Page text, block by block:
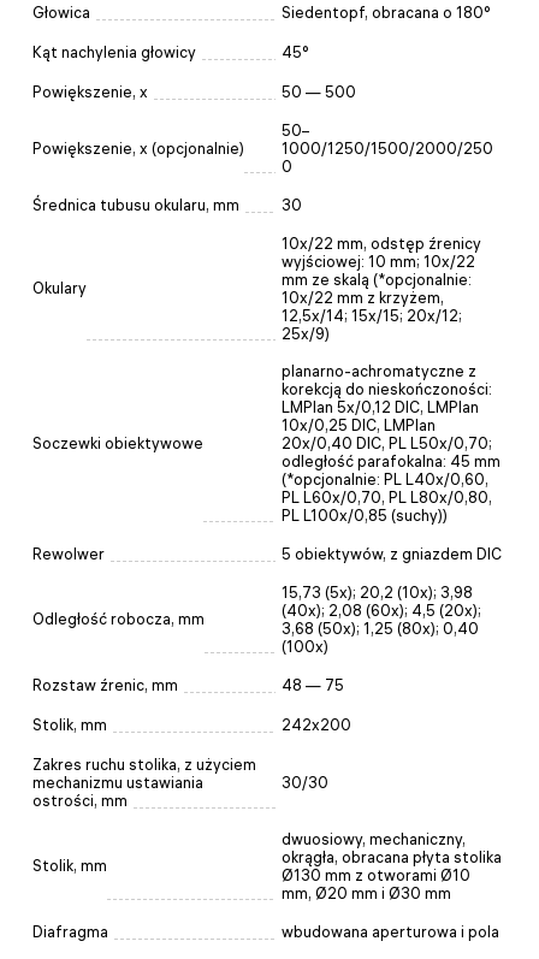
Głowica Siedentopf, obracana o 180°
Kąt nachylenia głowicy 45°
Powiększenie, x 50 — 500
Powiększenie, x (opcjonalnie)
50–
1000/1250/1500/2000/250
0
Średnica tubusu okularu, mm 30
Okulary
10х/22 mm, odstęp źrenicy
wyjściowej: 10 mm; 10х/22
mm ze skalą (*opcjonalnie:
10x/22 mm z krzyżem,
12,5x/14; 15x/15; 20x/12;
25x/9)
Soczewki obiektywowe
planarno-achromatyczne z
korekcją do nieskończoności:
LMPlan 5x/0,12 DIC, LMPlan
10x/0,25 DIC, LMPlan
20x/0,40 DIC, PL L50x/0,70;
odległość parafokalna: 45 mm
(*opcjonalnie: PL L40x/0,60,
PL L60x/0,70, PL L80x/0,80,
PL L100x/0,85 (suchy))
Rewolwer 5 obiektywów, z gniazdem DIC
Odległość robocza, mm
15,73 (5x); 20,2 (10x); 3,98
(40x); 2,08 (60x); 4,5 (20х);
3,68 (50х); 1,25 (80х); 0,40
(100х)
Rozstaw źrenic, mm 48 — 75
Stolik, mm 242x200
Zakres ruchu stolika, z użyciem
mechanizmu ustawiania
ostrości, mm
30/30
Stolik, mm
dwuosiowy, mechaniczny,
okrągła, obracana płyta stolika
Ø130 mm z otworami Ø10
mm, Ø20 mm i Ø30 mm
Diafragma wbudowana aperturowa i pola